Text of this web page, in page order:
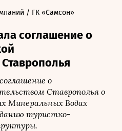
/ ГК «Самсон»
соглашение о
о
Ставрополья о
Минеральных Водах
туристко-